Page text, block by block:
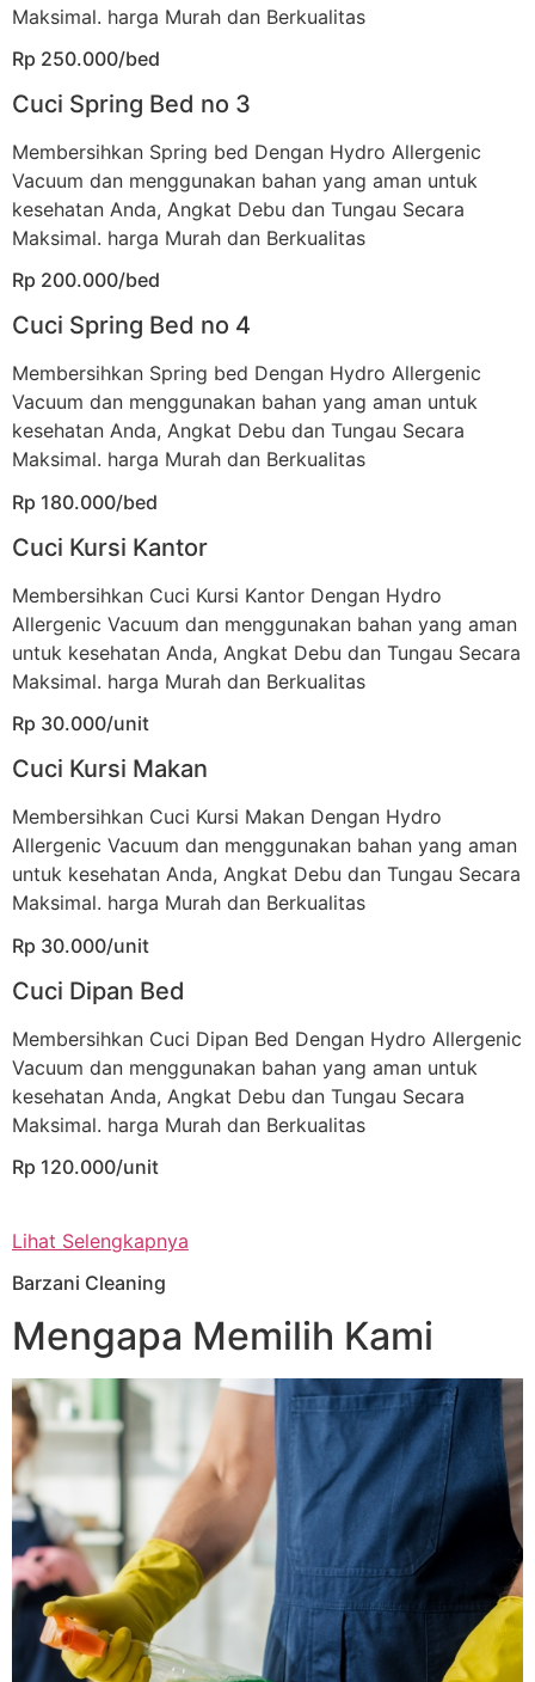
Maksimal. harga Murah dan Berkualitas
Rp 250.000/bed
Cuci Spring Bed no 3
Membersihkan Spring bed Dengan Hydro Allergenic
Vacuum dan menggunakan bahan yang aman untuk
kesehatan Anda, Angkat Debu dan Tungau Secara
Maksimal. harga Murah dan Berkualitas
Rp 200.000/bed
Cuci Spring Bed no 4
Membersihkan Spring bed Dengan Hydro Allergenic
Vacuum dan menggunakan bahan yang aman untuk
kesehatan Anda, Angkat Debu dan Tungau Secara
Maksimal. harga Murah dan Berkualitas
Rp 180.000/bed
Cuci Kursi Kantor
Membersihkan Cuci Kursi Kantor Dengan Hydro
Allergenic Vacuum dan menggunakan bahan yang aman
untuk kesehatan Anda, Angkat Debu dan Tungau Secara
Maksimal. harga Murah dan Berkualitas
Rp 30.000/unit
Cuci Kursi Makan
Membersihkan Cuci Kursi Makan Dengan Hydro
Allergenic Vacuum dan menggunakan bahan yang aman
untuk kesehatan Anda, Angkat Debu dan Tungau Secara
Maksimal. harga Murah dan Berkualitas
Rp 30.000/unit
Cuci Dipan Bed
Membersihkan Cuci Dipan Bed Dengan Hydro Allergenic
Vacuum dan menggunakan bahan yang aman untuk
kesehatan Anda, Angkat Debu dan Tungau Secara
Maksimal. harga Murah dan Berkualitas
Rp 120.000/unit
Lihat Selengkapnya
Barzani Cleaning
Mengapa Memilih Kami